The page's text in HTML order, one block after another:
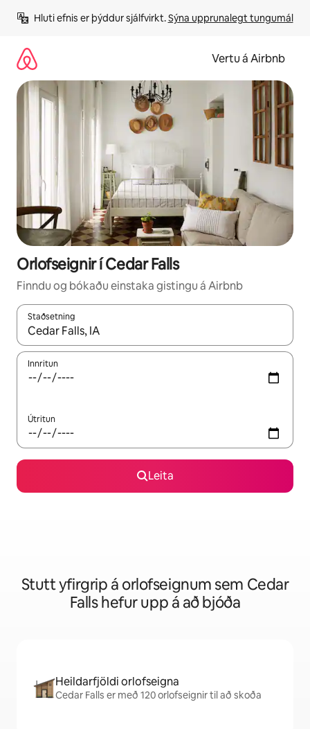
beint
Hluti efnis er þýddur sjálfvirkt. Sýna upprunalegt tungumál
Vertu á Airbnb
Orlofseignir í Cedar Falls
Finndu og bókaðu einstaka gistingu á Airbnb
Staðsetning
Þegar niðurstöður liggja fyrir skaltu nota upp og niður
Innritun
Útritun
Leita
Stutt yfirgrip á orlofseignum sem Cedar
Falls hefur upp á að bjóða
Heildarfjöldi orlofseigna
Cedar Falls er með 120 orlofseignir til að skoða